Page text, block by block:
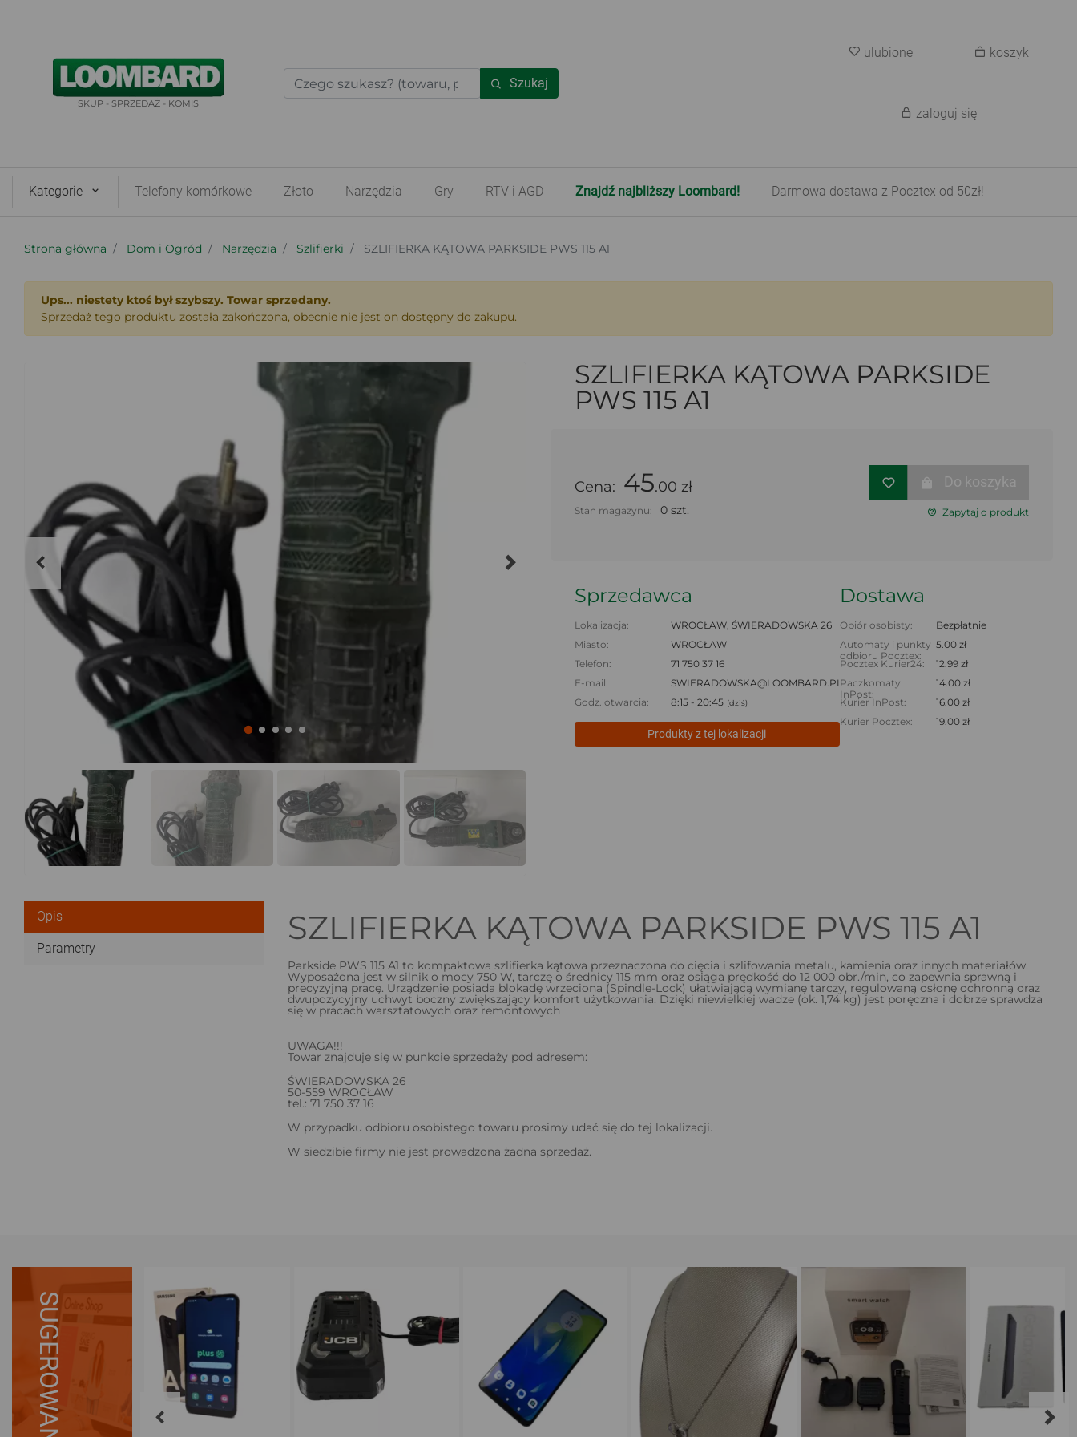
SKUP - SPRZEDAŻ - KOMIS
Szukaj
ulubione koszyk
zaloguj się
Kategorie Telefony komórkowe Złoto Narzędzia Gry RTV i AGD Znajdź najbliższy Loombard! Darmowa dostawa z Pocztex od 50zł!
Strona główna Dom i Ogród Narzędzia Szlifierki SZLIFIERKA KĄTOWA PARKSIDE PWS 115 A1
Ups... niestety ktoś był szybszy. Towar sprzedany.
Sprzedaż tego produktu została zakończona, obecnie nie jest on dostępny do zakupu.
SZLIFIERKA KĄTOWA PARKSIDE
PWS 115 A1
Cena: 45.00 zł
Stan magazynu: 0 szt.
Do koszyka
Zapytaj o produkt
Sprzedawca
Lokalizacja:
WROCŁAW, ŚWIERADOWSKA 26
Miasto:
WROCŁAW
Telefon:
71 750 37 16
E-mail:
SWIERADOWSKA@LOOMBARD.PL
Godz. otwarcia:
8:15 - 20:45 (dziś)
Produkty z tej lokalizacji
Dostawa
Obiór osobisty:
Bezpłatnie
Automaty i punkty
odbioru Pocztex:
5.00 zł
Pocztex Kurier24:
12.99 zł
Paczkomaty
InPost:
14.00 zł
Kurier InPost:
16.00 zł
Kurier Pocztex:
19.00 zł
Opis
Parametry
SZLIFIERKA KĄTOWA PARKSIDE PWS 115 A1
Parkside PWS 115 A1 to kompaktowa szlifierka kątowa przeznaczona do cięcia i szlifowania metalu, kamienia oraz innych materiałów.
Wyposażona jest w silnik o mocy 750 W, tarczę o średnicy 115 mm oraz osiąga prędkość do 12 000 obr./min, co zapewnia sprawną i
precyzyjną pracę. Urządzenie posiada blokadę wrzeciona (Spindle-Lock) ułatwiającą wymianę tarczy, regulowaną osłonę ochronną oraz
dwupozycyjny uchwyt boczny zwiększający komfort użytkowania. Dzięki niewielkiej wadze (ok. 1,74 kg) jest poręczna i dobrze sprawdza
się w pracach warsztatowych oraz remontowych
UWAGA!!!
Towar znajduje się w punkcie sprzedaży pod adresem:
ŚWIERADOWSKA 26
50-559 WROCŁAW
tel.: 71 750 37 16
W przypadku odbioru osobistego towaru prosimy udać się do tej lokalizacji.
W siedzibie firmy nie jest prowadzona żadna sprzedaż.
SUGEROWANE